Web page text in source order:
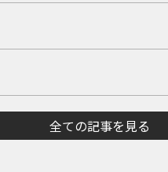
全ての記事を見る